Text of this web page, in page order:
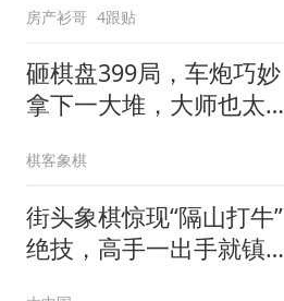
房产衫哥 4跟贴
砸棋盘399局，车炮巧妙
拿下一大堆，大师也太厉
棋客象棋
街头象棋惊现“隔山打牛”
绝技，高手一出手就镇住